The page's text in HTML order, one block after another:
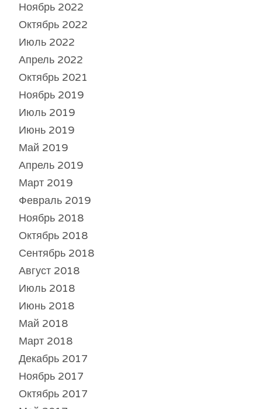
Ноябрь 2022
Октябрь 2022
Июль 2022
Апрель 2022
Октябрь 2021
Ноябрь 2019
Июль 2019
Июнь 2019
Май 2019
Апрель 2019
Март 2019
Февраль 2019
Ноябрь 2018
Октябрь 2018
Сентябрь 2018
Август 2018
Июль 2018
Июнь 2018
Май 2018
Март 2018
Декабрь 2017
Ноябрь 2017
Октябрь 2017